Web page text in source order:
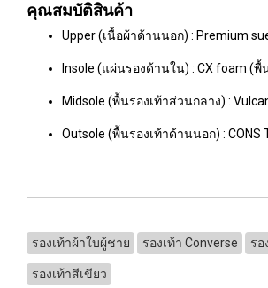
คุณสมบัติสินค้า
Upper (เนื้อผ้าด้านนอก) : Premium
Insole (แผ่นรองด้านใน) : CX foam (พื้
Midsole (พื้นรองเท้าส่วนกลาง) :
Outsole (พื้นรองเท้าด้านนอก) : CONS
รองเท้าผ้าใบผู้ชาย รองเท้า Converse รอ
รองเท้าสีเขียว